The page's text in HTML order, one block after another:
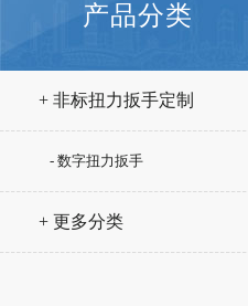
产品分类
+ 非标扭力扳手定制
- 数字扭力扳手
+ 更多分类